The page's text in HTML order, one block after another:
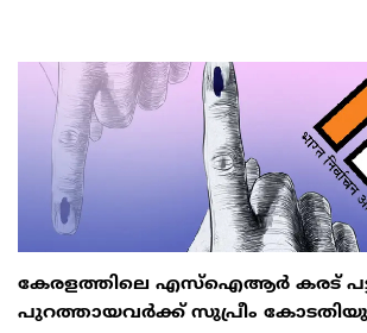
കേരളത്തിലെ എസ്ഐആർ കരട്
പുറത്തായവർക്ക് സുപ്രീം